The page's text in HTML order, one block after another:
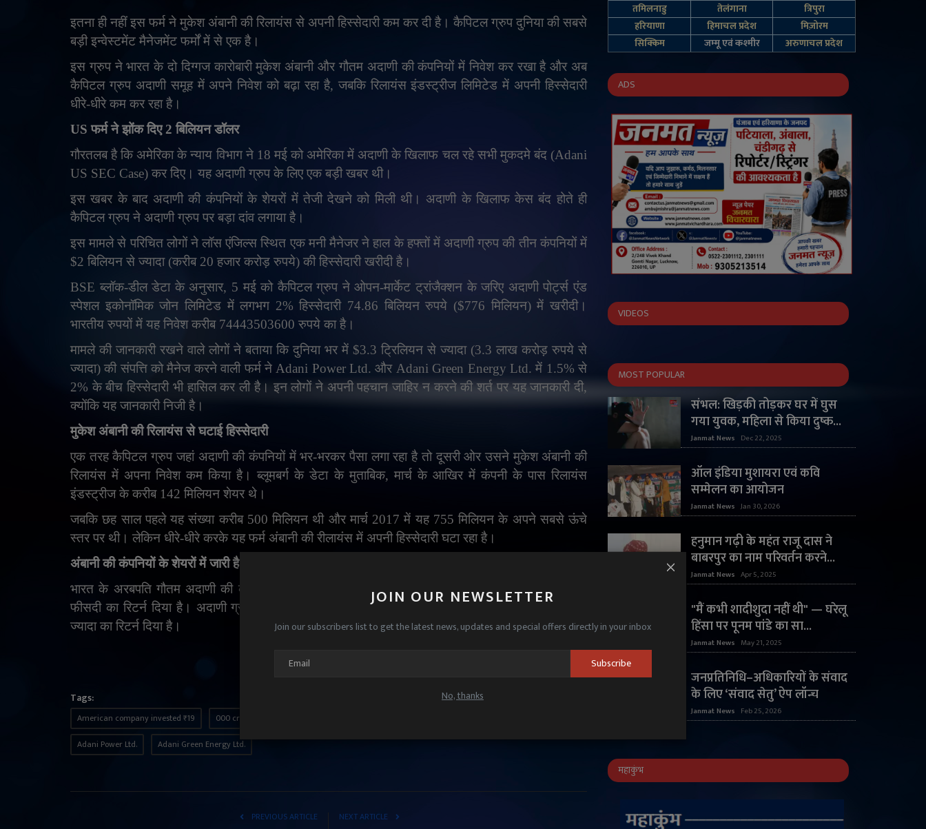
JOIN OUR NEWSLETTER
Join our subscribers list to get the latest news, updates and special offers directly in your inbox
Subscribe
No, thanks
इतना ही नहीं इस फर्म ने मुकेश अंबानी की रिलायंस से अपनी हिस्सेदारी कम कर दी है। कैपिटल ग्रुप दुनिया की सबसे
बड़ी इन्वेस्टमेंट मैनेजमेंट फर्मों में से एक है।
इस ग्रुप ने भारत के दो दिग्गज कारोबारी मुकेश अंबानी और गौतम अदाणी की कंपनियों में निवेश कर रखा है और अब
कैपिटल ग्रुप अदाणी समूह में अपने निवेश को बढ़ा रहा है, जबकि रिलायंस इंडस्ट्रीज लिमिटेड में अपनी हिस्सेदारी
धीरे-धीरे कम कर रहा है।
US फर्म ने झोंक दिए 2 बिलियन डॉलर
गौरतलब है कि अमेरिका के न्याय विभाग ने 18 मई को अमेरिका में अदाणी के खिलाफ चल रहे सभी मुकदमे बंद (Adani
US SEC Case) कर दिए। यह अदाणी ग्रुप के लिए एक बड़ी खबर थी।
इस खबर के बाद अदाणी की कंपनियों के शेयरों में तेजी देखने को मिली थी। अदाणी के खिलाफ केस बंद होते ही
कैपिटल ग्रुप ने अदाणी ग्रुप पर बड़ा दांव लगाया है।
इस मामले से परिचित लोगों ने लॉस एंजिल्स स्थित एक मनी मैनेजर ने हाल के हफ्तों में अदाणी ग्रुप की तीन कंपनियों में
$2 बिलियन से ज्यादा (करीब 20 हजार करोड़ रुपये) की हिस्सेदारी खरीदी है।
BSE ब्लॉक-डील डेटा के अनुसार, 5 मई को कैपिटल ग्रुप ने ओपन-मार्केट ट्रांजैक्शन के जरिए अदाणी पोर्ट्स एंड
स्पेशल इकोनॉमिक जोन लिमिटेड में लगभग 2% हिस्सेदारी 74.86 बिलियन रुपये ($776 मिलियन) में खरीदी।
भारतीय रुपयों में यह निवेश करीब 74443503600 रुपये का है।
मामले की जानकारी रखने वाले लोगों ने बताया कि दुनिया भर में $3.3 ट्रिलियन से ज्यादा (3.3 लाख करोड़ रुपये से
ज्यादा) की संपत्ति को मैनेज करने वाली फर्म नेAdani Power Ltd.और Adani Green Energy Ltd.में 1.5% से
2% के बीच हिस्सेदारी भी हासिल कर ली है। इन लोगों ने अपनी पहचान जाहिर न करने की शर्त पर यह जानकारी दी,
क्योंकि यह जानकारी निजी है।
मुकेश अंबानी की रिलायंस से घटाई हिस्सेदारी
एक तरह कैपिटल ग्रुप जहां अदाणी की कंपनियों में भर-भरकर पैसा लगा रहा है तो दूसरी ओर उसने मुकेश अंबानी की
रिलायंस में अपना निवेश कम किया है। ब्लूमबर्ग के डेटा के मुताबिक, मार्च के आखिर में कंपनी के पास रिलायंस
इंडस्ट्रीज के करीब 142 मिलियन शेयर थे।
जबकि छह साल पहले यह संख्या करीब 500 मिलियन थी और मार्च 2017 में यह 755 मिलियन के अपने सबसे ऊंचे
स्तर पर थी। लेकिन धीरे-धीरे करके यह फर्म अंबानी की रीलायंस में अपनी हिस्सेदारी घटा रहा है।
अंबानी की कंपनियों के शेयरों में जारी है तेजी
भारत के अरबपति गौतम अदाणी की कंपनियों के शेयरों में तेजी का दौर जारी है। अदाणी पावर ने एक साल में 98
फीसदी का रिटर्न दिया है। अदाणी ग्रीन एनर्जी से 40% तो अदाणी पोर्ट्स के शेयरों ने एक साल में 30 फीसदी से
ज्यादा का रिटर्न दिया है।
Tags:
American company invested ₹19 000 crore in Adani Group
Adani Power Ltd.
Adani Green Energy Ltd.
PREVIOUS ARTICLE NEXT ARTICLE
तमिलनाडु
तेलंगाना
त्रिपुरा
हरियाणा
हिमाचल प्रदेश
मिज़ोरम
सिक्किम
जम्‍मू एवं कश्‍मीर अरुणाचल प्रदेश
ADS
VIDEOS
MOST POPULAR
संभल: खिड़की तोड़कर घर में घुस
गया युवक, महिला से किया दुष्क...
Janmat News Dec 22, 2025
ऑल इंडिया मुशायरा एवं कवि
सम्मेलन का आयोजन
Janmat News Jan 30, 2026
हनुमान गढ़ी के महंत राजू दास ने
बाबरपुर का नाम परिवर्तन करने...
Janmat News Apr 5, 2025
"मैं कभी शादीशुदा नहीं थी" — घरेलू
हिंसा पर पूनम पांडे का सा...
Janmat News May 21, 2025
जनप्रतिनिधि–अधिकारियों के संवाद
के लिए ‘संवाद सेतु’ ऐप लॉन्च
Janmat News Feb 25, 2026
महाकुंभ